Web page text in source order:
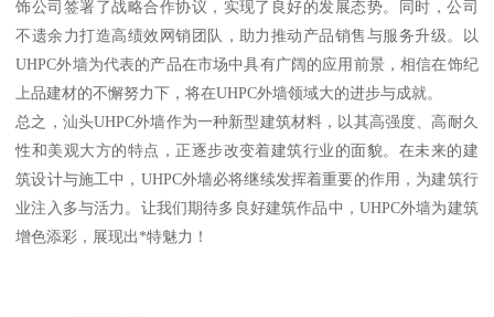
饰公司签署了战略合作协议，实现了良好的发展态势。同时，公司
不遗余力打造高绩效网销团队，助力推动产品销售与服务升级。以
UHPC外墙为代表的产品在市场中具有广阔的应用前景，相信在饰纪
上品建材的不懈努力下，将在UHPC外墙领域大的进步与成就。
总之，汕头UHPC外墙作为一种新型建筑材料，以其高强度、高耐久
性和美观大方的特点，正逐步改变着建筑行业的面貌。在未来的建
筑设计与施工中，UHPC外墙必将继续发挥着重要的作用，为建筑行
业注入多与活力。让我们期待多良好建筑作品中，UHPC外墙为建筑
增色添彩，展现出*特魅力！